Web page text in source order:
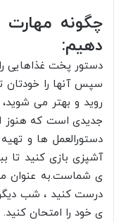
چگونه
دهیم:
دستور پخت غذاهایی
سپس آنها را خودتان
روید و بهتر می
جدیدی است که هنوز
دستورالعمل ها و
آشپزی بازی کنید تا
ی شماست.به عنوان
درست کنید ، شب
ی خود را امتحان کنید.